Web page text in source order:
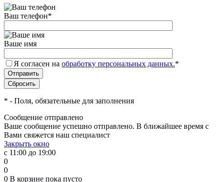
Ваш телефон*
Ваше имя
Я согласен на обработку персональных данных.*
* - Поля, обязательные для заполнения
Сообщение отправлено
Ваше сообщение успешно отправлено. В ближайшее время с
Вами свяжется наш специалист
Закрыть окно
с 11:00 до 19:00
0
0
0 В корзине пока пусто